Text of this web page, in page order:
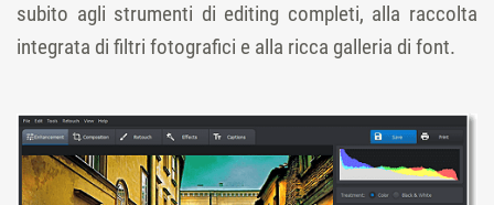
subito agli strumenti di editing completi, alla raccolta
integrata di filtri fotografici e alla ricca galleria di font.